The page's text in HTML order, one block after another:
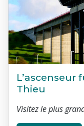
L’ascenseur
Thieu
Visitez le plus